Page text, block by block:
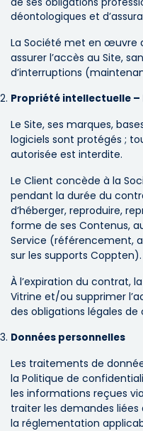
déontologiques et
La Société met en œuvre
assurer l’accès au Site,
d’interruptions
Propriété intellectuelle –
Le Site, ses marques,
logiciels sont protégés ;
autorisée est interdite.
Le Client concède à la
pendant la durée du
d’héberger, reproduire,
forme de ses Contenus,
Service (référencement,
sur les supports Coppten).
À l’expiration du contrat,
Vitrine et/ou supprimer
des obligations légales de
Données personnelles
Les traitements de
la Politique de
les informations reçues
traiter les demandes
la réglementation